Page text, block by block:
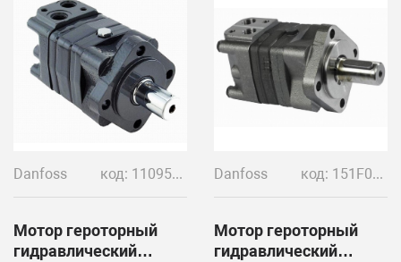
Danfoss код: 11095900
Мотор героторный
гидравлический
Danfoss код: 151F0505
Мотор героторный
гидравлический